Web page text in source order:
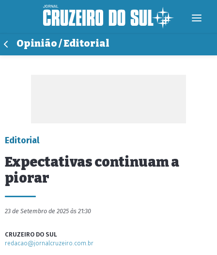
Opinião / Editorial
Editorial
Expectativas continuam a
piorar
23 de Setembro de 2025 às 21:30
CRUZEIRO DO SUL
redacao@jornalcruzeiro.com.br